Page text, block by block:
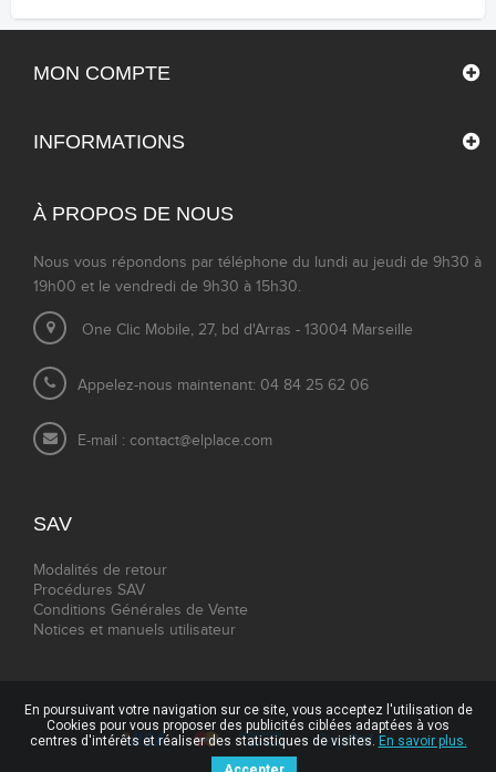
MON COMPTE
INFORMATIONS
À PROPOS DE NOUS
Nous vous répondons par téléphone du lundi au jeudi de 9h30 à
19h00 et le vendredi de 9h30 à 15h30.
One Clic Mobile, 27, bd d'Arras - 13004 Marseille
Appelez-nous maintenant: 04 84 25 62 06
E-mail : contact@elplace.com
SAV
Modalités de retour
Procédures SAV
Conditions Générales de Vente
Notices et manuels utilisateur
En poursuivant votre navigation sur ce site, vous acceptez l'utilisation de
Cookies pour vous proposer des publicités ciblées adaptées à vos
centres d'intérêts et réaliser des statistiques de visites. En savoir plus.